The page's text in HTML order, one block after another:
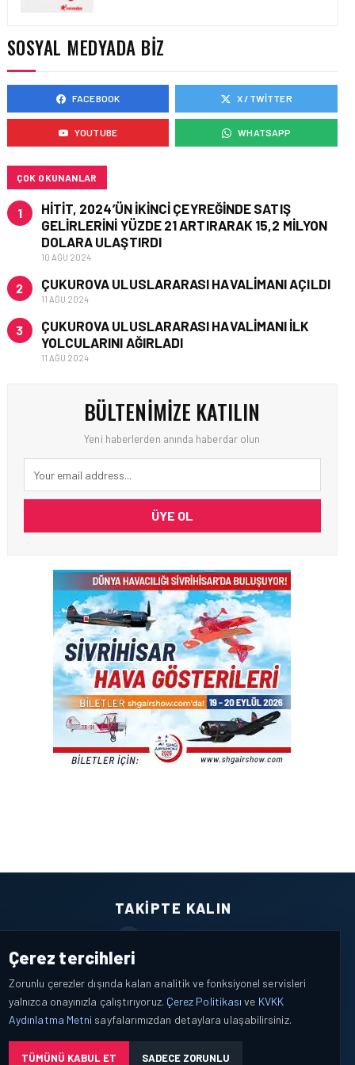
ALINIYOR?
MACARISTAN’DAN
BUDAPEŞTE GÖNÜLLÜ
SOSYAL MEDYADA BIZ
FACEBOOK X / TWITTER
YOUTUBE WHATSAPP
ÇOK OKUNANLAR
1
HITIT, 2024’ÜN IKINCI ÇEYREĞINDE SATIŞ
GELIRLERINI YÜZDE 21 ARTIRARAK 15,2 MILYON
DOLARA ULAŞTIRDI
10 AĞU 2024
2 ÇUKUROVA ULUSLARARASI HAVALIMANI AÇILDI
11 AĞU 2024
3
ÇUKUROVA ULUSLARARASI HAVALIMANI İLK
YOLCULARINI AĞIRLADI
11 AĞU 2024
BÜLTENIMIZE KATILIN
Yeni haberlerden anında haberdar olun
ÜYE OL
TAKIPTE KALIN
YouTube
Çerez tercihleri
Zorunlu çerezler dışında kalan analitik ve fonksiyonel servisleri
yalnızca onayınızla çalıştırıyoruz. Çerez Politikası ve KVKK
Aydınlatma Metni sayfalarımızdan detaylara ulaşabilirsiniz.
TÜMÜNÜ KABUL ET SADECE ZORUNLU